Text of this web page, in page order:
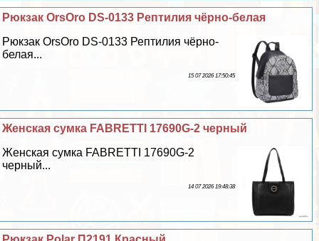
Рюкзак OrsOro DS-0133 Рептилия чёрно-белая
Рюкзак OrsOro DS-0133 Рептилия чёрно-
белая...
15 07 2026 17:50:45
Женская сумка FABRETTI 17690G-2 черный
Женская сумка FABRETTI 17690G-2
черный...
14 07 2026 19:48:38